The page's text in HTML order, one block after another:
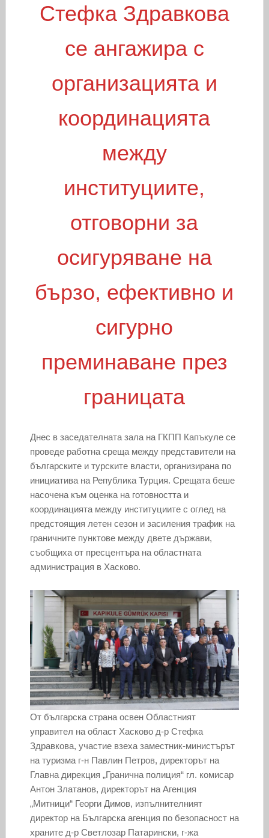
Стефка Здравкова
се ангажира с
организацията и
координацията
между
институциите,
отговорни за
осигуряване на
бързо, ефективно и
сигурно
преминаване през
границата
Днес в заседателната зала на ГКПП Капъкуле се
проведе работна среща между представители на
българските и турските власти, организирана по
инициатива на Република Турция. Срещата беше
насочена към оценка на готовността и
координацията между институциите с оглед на
предстоящия летен сезон и засиления трафик на
граничните пунктове между двете държави,
съобщиха от пресцентъра на областната
администрация в Хасково.
От българска страна освен Областният
управител на област Хасково д-р Стефка
Здравкова, участие взеха заместник-министърът
на туризма г-н Павлин Петров, директорът на
Главна дирекция „Гранична полиция“ гл. комисар
Антон Златанов, директорът на Агенция
„Митници“ Георги Димов, изпълнителният
директор на Българска агенция по безопасност на
храните д-р Светлозар Патарински, г-жа